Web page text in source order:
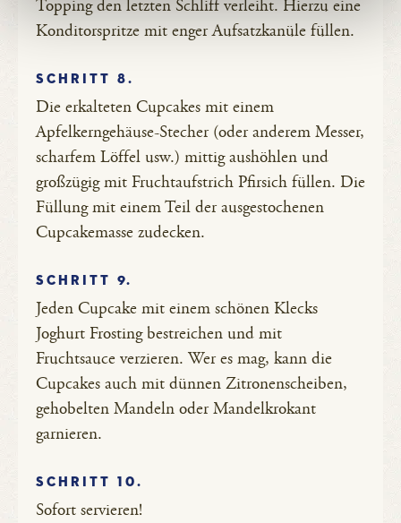
Topping den letzten Schliff verleiht. Hierzu eine
Konditorspritze mit enger Aufsatzkanüle füllen.
SCHRITT 8.
Die erkalteten Cupcakes mit einem
Apfelkerngehäuse-Stecher (oder anderem Messer,
scharfem Löffel usw.) mittig aushöhlen und
großzügig mit Fruchtaufstrich Pfirsich füllen. Die
Füllung mit einem Teil der ausgestochenen
Cupcakemasse zudecken.
SCHRITT 9.
Jeden Cupcake mit einem schönen Klecks
Joghurt Frosting bestreichen und mit
Fruchtsauce verzieren. Wer es mag, kann die
Cupcakes auch mit dünnen Zitronenscheiben,
gehobelten Mandeln oder Mandelkrokant
garnieren.
SCHRITT 10.
Sofort servieren!